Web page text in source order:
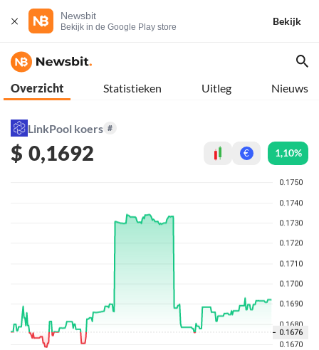
Newsbit
Bekijk in de Google Play store
Bekijk
Overzicht Statistieken Uitleg Nieuws
LinkPool koers #
$ 0,1692 € 1,10%